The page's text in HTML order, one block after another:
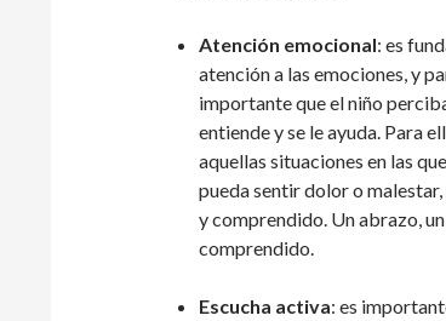
Atención emocional: es
atención a las emociones, y
importante que el niño
entiende y se le ayuda. Para
aquellas situaciones en las
pueda sentir dolor o
y comprendido. Un abrazo,
comprendido.
Escucha activa: es